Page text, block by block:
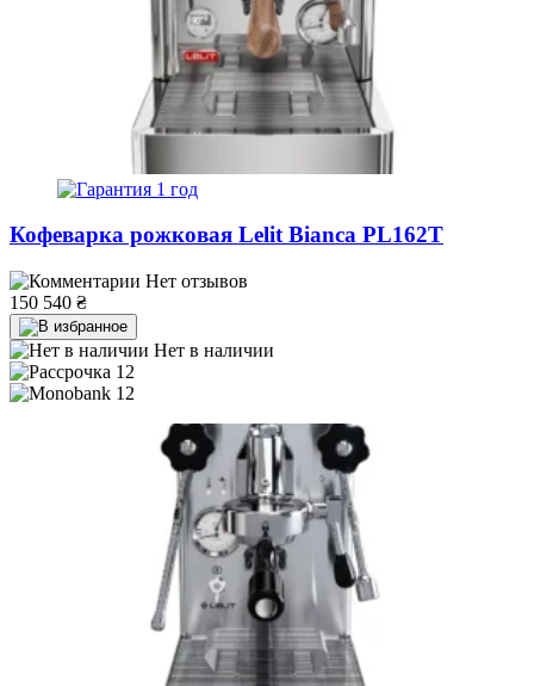
1 год
Кофеварка рожковая Lelit Bianca PL162T
Нет отзывов
150 540 ₴
Нет в наличии
12
12